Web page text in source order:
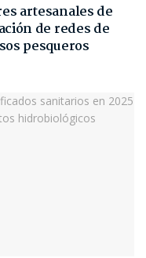
artesanales de
de redes de
pesqueros